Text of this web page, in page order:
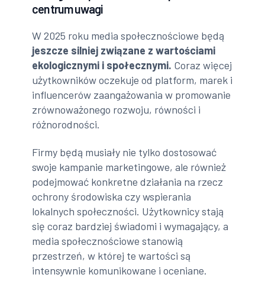
centrum uwagi
W 2025 roku media społecznościowe będą
jeszcze silniej związane z wartościami
ekologicznymi i społecznymi. Coraz więcej
użytkowników oczekuje od platform, marek i
influencerów zaangażowania w promowanie
zrównoważonego rozwoju, równości i
różnorodności.
Firmy będą musiały nie tylko dostosować
swoje kampanie marketingowe, ale również
podejmować konkretne działania na rzecz
ochrony środowiska czy wspierania
lokalnych społeczności. Użytkownicy stają
się coraz bardziej świadomi i wymagający, a
media społecznościowe stanowią
przestrzeń, w której te wartości są
intensywnie komunikowane i oceniane.